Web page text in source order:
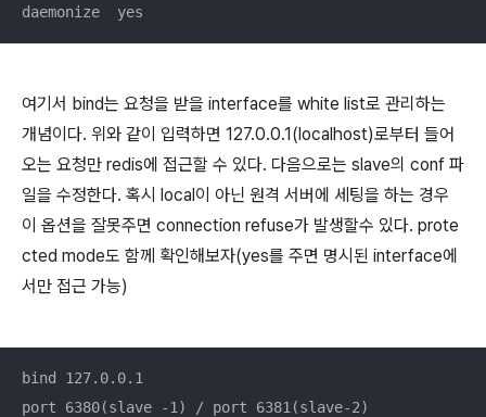
daemonize  yes
여기서 bind는 요청을 받을 interface를 white list로 관리하는
개념이다. 위와 같이 입력하면 127.0.0.1(localhost)로부터 들어
오는 요청만 redis에 접근할 수 있다. 다음으로는 slave의 conf 파
일을 수정한다. 혹시 local이 아닌 원격 서버에 세팅을 하는 경우
이 옵션을 잘못주면 connection refuse가 발생할수 있다. prote
cted mode도 함께 확인해보자(yes를 주면 명시된 interface에
서만 접근 가능)
bind 127.0.0.1
port 6380(slave -1) / port 6381(slave-2)